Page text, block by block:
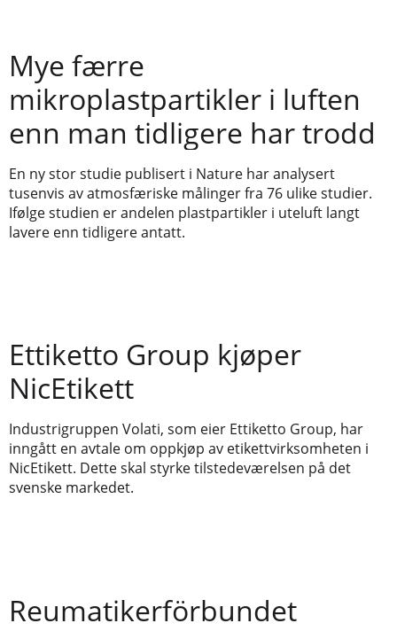
Mye færre
mikroplastpartikler i luften
enn man tidligere har trodd
En ny stor studie publisert i Nature har analysert
tusenvis av atmosfæriske målinger fra 76 ulike studier.
Ifølge studien er andelen plastpartikler i uteluft langt
lavere enn tidligere antatt.
Ettiketto Group kjøper
NicEtikett
Industrigruppen Volati, som eier Ettiketto Group, har
inngått en avtale om oppkjøp av etikettvirksomheten i
NicEtikett. Dette skal styrke tilstedeværelsen på det
svenske markedet.
Reumatikerförbundet